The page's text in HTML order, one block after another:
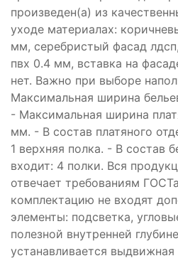
произведен(а) из
уходе материалах:
мм, серебристый фасад
пвх 0.4 мм, вставка на
нет. Важно при выборе
Максимальная ширина
- Максимальная ширина
мм. - В состав платяного
1 верхняя полка. - В состав
входит: 4 полки. Вся
отвечает требованиям
комплектацию не входят
элементы: подсветка,
полезной внутренней
устанавливается выдвижная